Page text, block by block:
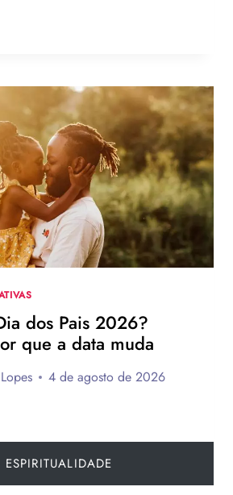
dos Pais 2026?
que a data muda
4 de agosto de 2026
ESPIRITUALIDADE